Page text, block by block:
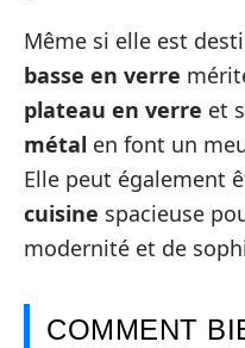
Même si elle est
basse en verre
plateau en verre et
métal en font un
Elle peut également
cuisine spacieuse
modernité et de
COMMENT